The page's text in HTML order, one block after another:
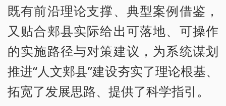
既有前沿理论支撑、典型案例借鉴，
又贴合郏县实际给出可落地、可操作
的实施路径与对策建议，为系统谋划
推进“人文郏县”建设夯实了理论根基、
拓宽了发展思路、提供了科学指引。